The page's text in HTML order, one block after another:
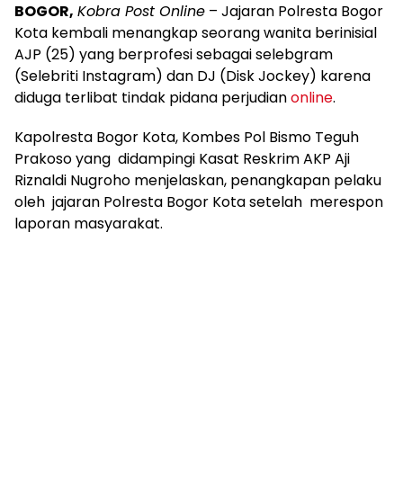
BOGOR, Kobra Post Online – Jajaran Polresta Bogor
Kota kembali menangkap seorang wanita berinisial
AJP (25) yang berprofesi sebagai selebgram
(Selebriti Instagram) dan DJ (Disk Jockey) karena
diduga terlibat tindak pidana perjudianonline.
Kapolresta Bogor Kota, Kombes Pol Bismo Teguh
Prakoso yang didampingi Kasat Reskrim AKP Aji
Riznaldi Nugroho menjelaskan, penangkapan pelaku
oleh jajaran Polresta Bogor Kota setelah merespon
laporan masyarakat.